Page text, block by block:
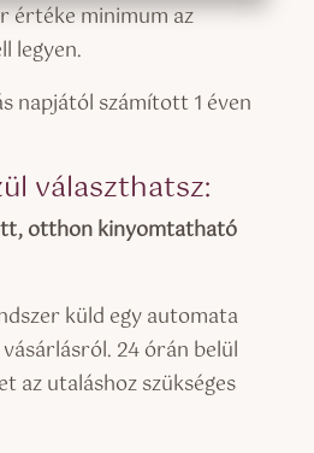
értéke minimum az
legyen.
napjától számított 1 éven
választhatsz:
otthon kinyomtatható
küld egy automata
24 órán belül
az utaláshoz szükséges